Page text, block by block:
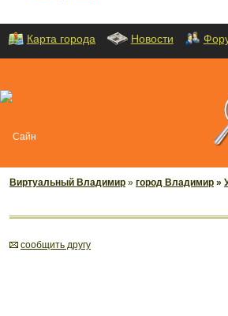
Карта города Новости
Виртуальный Владимир » город Владимир »
cообщить другу